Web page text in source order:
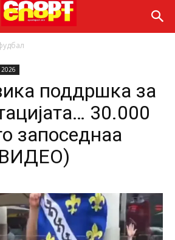
поддршка за
30.000
запоседнаа